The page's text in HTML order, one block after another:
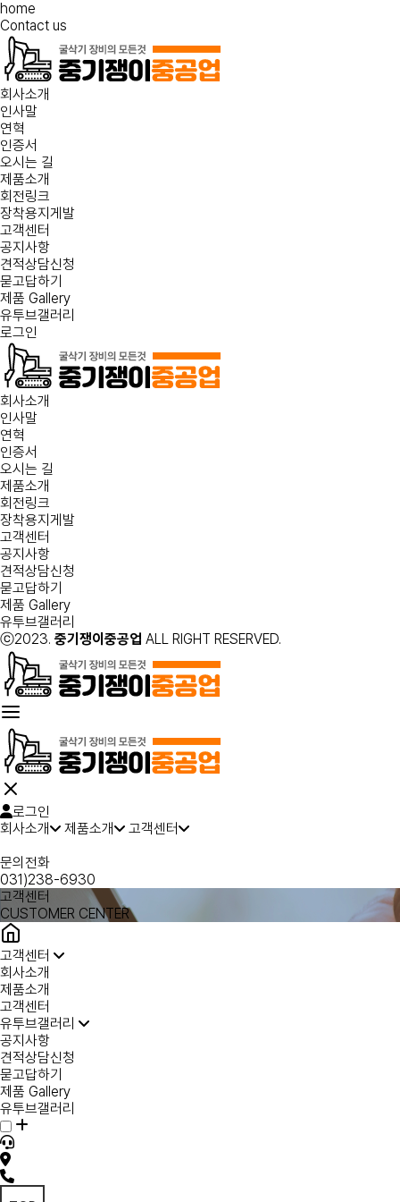
home
Contact us
회사소개
인사말
연혁
인증서
오시는 길
제품소개
회전링크
장착용지게발
고객센터
공지사항
견적상담신청
묻고답하기
제품 Gallery
유투브갤러리
로그인
회사소개
인사말
연혁
인증서
오시는 길
제품소개
회전링크
장착용지게발
고객센터
공지사항
견적상담신청
묻고답하기
제품 Gallery
유투브갤러리
ⓒ2023. 중기쟁이중공업 ALL RIGHT RESERVED.
로그인
회사소개
제품소개
고객센터
문의전화
031)238-6930
고객센터
CUSTOMER CENTER
고객센터
회사소개
제품소개
고객센터
유투브갤러리
공지사항
견적상담신청
묻고답하기
제품 Gallery
유투브갤러리